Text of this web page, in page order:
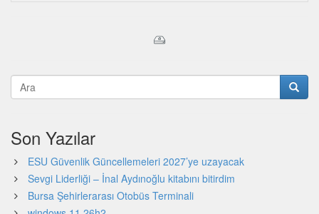
Son Yazılar
ESU Güvenlik Güncellemeleri 2027’ye uzayacak
Sevgi Liderliği – İnal Aydınoğlu kitabını bitirdim
Bursa Şehirlerarası Otobüs Terminali